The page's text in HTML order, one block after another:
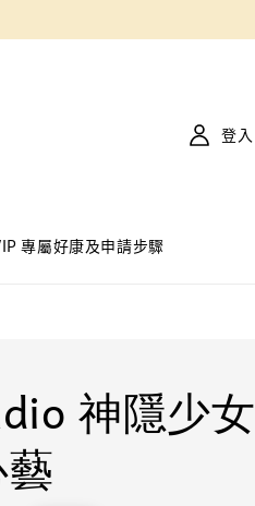
專屬好康及申請步驟
登入
神隱少